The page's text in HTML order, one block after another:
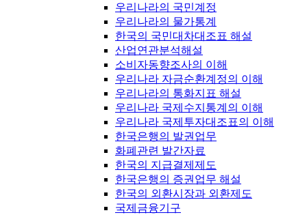
우리나라의 국민계정
우리나라의 물가통계
한국의 국민대차대조표 해설
산업연관분석해설
소비자동향조사의 이해
우리나라 자금순환계정의 이해
우리나라의 통화지표 해설
우리나라 국제수지통계의 이해
우리나라 국제투자대조표의 이해
한국은행의 발권업무
화폐관련 발간자료
한국의 지급결제제도
한국은행의 증권업무 해설
한국의 외환시장과 외환제도
국제금융기구